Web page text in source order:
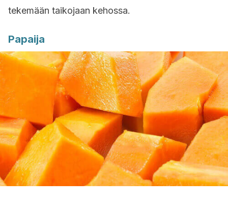
tekemään taikojaan kehossa.
Papaija